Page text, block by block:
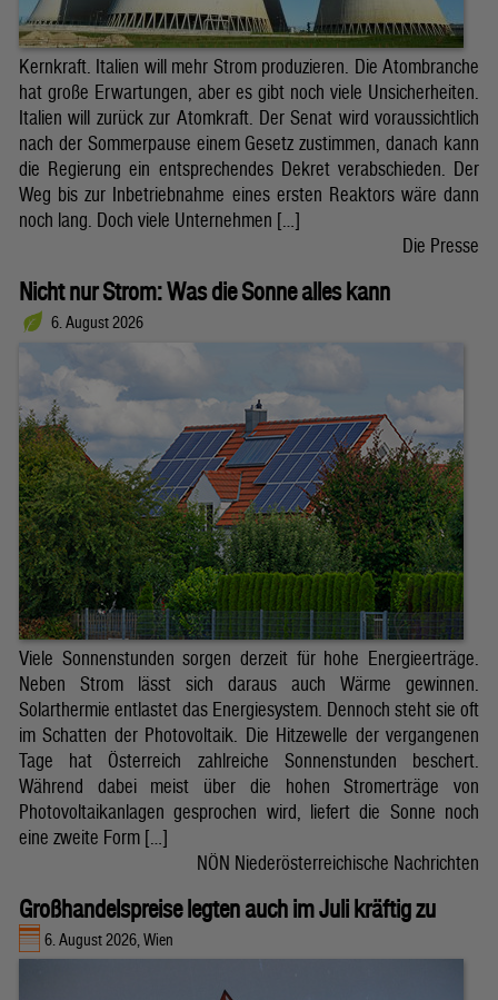
Kernkraft. Italien will mehr Strom produzieren. Die Atombranche
hat große Erwartungen, aber es gibt noch viele Unsicherheiten.
Italien will zurück zur Atomkraft. Der Senat wird voraussichtlich
nach der Sommerpause einem Gesetz zustimmen, danach kann
die Regierung ein entsprechendes Dekret verabschieden. Der
Weg bis zur Inbetriebnahme eines ersten Reaktors wäre dann
noch lang. Doch viele Unternehmen […]
Die Presse
Nicht nur Strom: Was die Sonne alles kann
6. August 2026
Viele Sonnenstunden sorgen derzeit für hohe Energieerträge.
Neben Strom lässt sich daraus auch Wärme gewinnen.
Solarthermie entlastet das Energiesystem. Dennoch steht sie oft
im Schatten der Photovoltaik. Die Hitzewelle der vergangenen
Tage hat Österreich zahlreiche Sonnenstunden beschert.
Während dabei meist über die hohen Stromerträge von
Photovoltaikanlagen gesprochen wird, liefert die Sonne noch
eine zweite Form […]
NÖN Niederösterreichische Nachrichten
Großhandelspreise legten auch im Juli kräftig zu
6. August 2026, Wien